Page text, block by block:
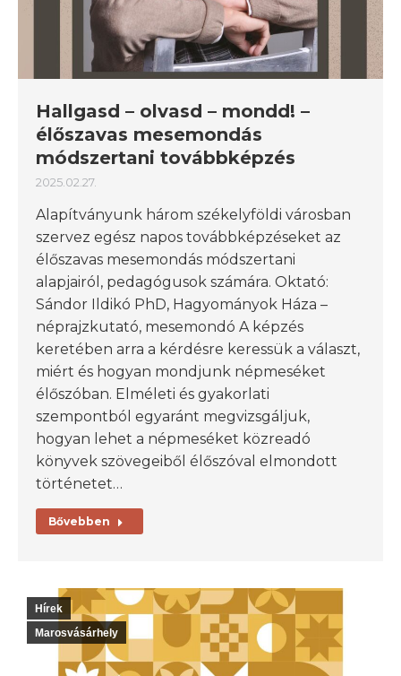
Hallgasd – olvasd – mondd! –
élőszavas mesemondás
módszertani továbbképzés
2025.02.27.
Alapítványunk három székelyföldi városban
szervez egész napos továbbképzéseket az
élőszavas mesemondás módszertani
alapjairól, pedagógusok számára. Oktató:
Sándor Ildikó PhD, Hagyományok Háza –
néprajzkutató, mesemondó A képzés
keretében arra a kérdésre keressük a választ,
miért és hogyan mondjunk népmeséket
élőszóban. Elméleti és gyakorlati
szempontból egyaránt megvizsgáljuk,
hogyan lehet a népmeséket közreadó
könyvek szövegeiből élőszóval elmondott
történetet…
Bővebben
Hírek
Marosvásárhely